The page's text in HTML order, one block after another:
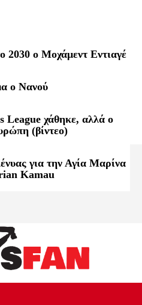
2030 ο Μοχάμεντ Εντιαγέ
ο Νανού
League χάθηκε, αλλά ο
(βίντεο)
για την Αγία Μαρίνα
Kamau